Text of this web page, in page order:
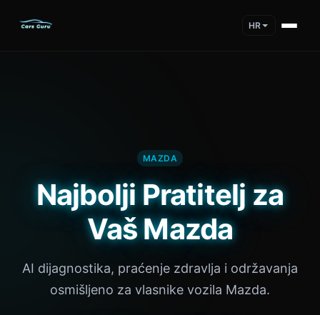
HR
MAZDA
Najbolji Pratitelj za
Vaš Mazda
AI dijagnostika, praćenje zdravlja i održavanja
osmišljeno za vlasnike vozila Mazda.